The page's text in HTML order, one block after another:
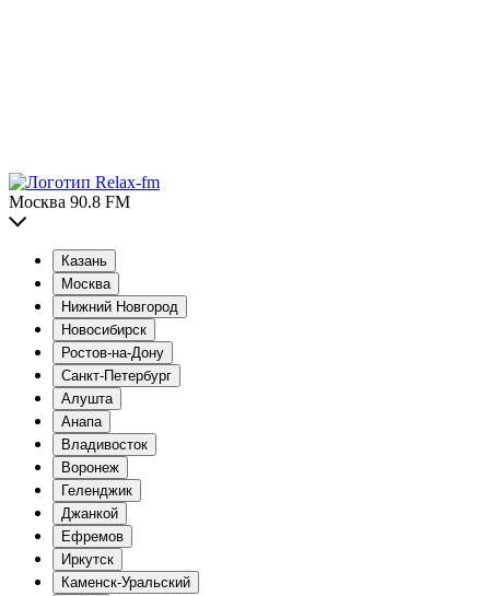
Москва 90.8 FM
Казань
Москва
Нижний Новгород
Новосибирск
Ростов-на-Дону
Санкт-Петербург
Алушта
Анапа
Владивосток
Воронеж
Геленджик
Джанкой
Ефремов
Иркутск
Каменск-Уральский